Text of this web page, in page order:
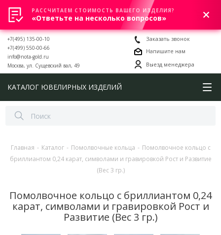
0
+7(495) 135-00-10
+7(499) 550-00-66
info@nota-gold.ru
Москва, ул. Сущевский вал, 49
Заказать звонок
Напишите нам
Выезд менеджера
КАТАЛОГ ЮВЕЛИРНЫХ ИЗДЕЛИЙ
Главная - Каталог - Помолвочные кольца - Помолвочное кольцо с
бриллиантом 0,24 карат, символами и гравировкой Рост и Развитие
(Вес 3 гр.)
Помолвочное кольцо с бриллиантом 0,24
карат, символами и гравировкой Рост и
Развитие (Вес 3 гр.)
РАССЧИТАЕМ СТОИМОСТЬ ВАШЕГО ИЗДЕЛИЯ?
«Ответьте на несколько вопросов»